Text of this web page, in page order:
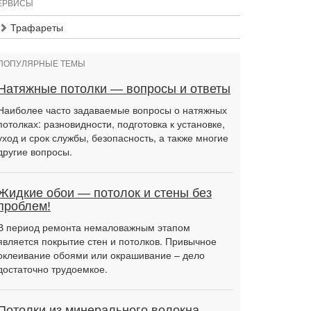
Трафареты
ТЕМЫ
потолки — вопросы и ответы
часто задаваемые вопросы о натяжных
разновидности, подготовка к установке,
и срок службы, безопасность, а также многие
вопросы.
обои — потолок и стены без
период ремонта немаловажным этапом
покрытие стен и потолков. Привычное
обоями или окрашивание – дело
трудоемкое.